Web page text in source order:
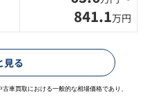
841.1万円
見る
車買取における一般的な相場価格であり、